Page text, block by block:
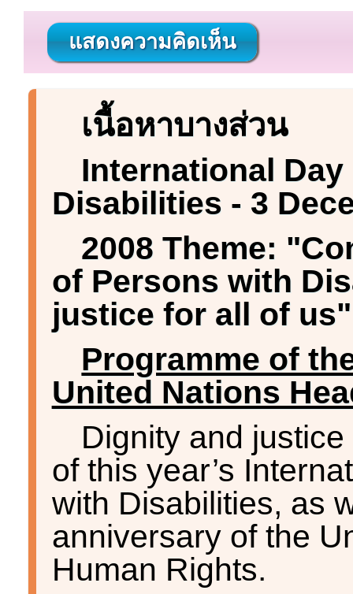
แสดงความคิดเห็น
เนื้อหาบางส่วน
International
Disabilities - 3
2008 Theme:
of Persons with
justice for all of
Programme of
United Nations
Dignity and
of this year’s
with Disabilities, as
anniversary of the
Human Rights.